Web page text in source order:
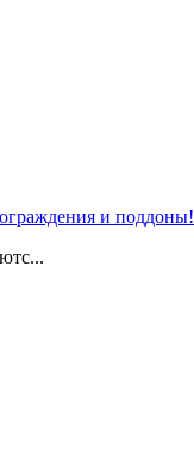
и поддоны!